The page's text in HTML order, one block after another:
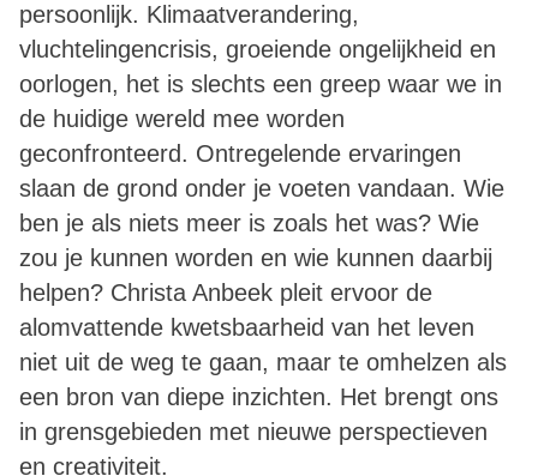
persoonlijk. Klimaatverandering,
vluchtelingencrisis, groeiende ongelijkheid en
oorlogen, het is slechts een greep waar we in
de huidige wereld mee worden
geconfronteerd. Ontregelende ervaringen
slaan de grond onder je voeten vandaan. Wie
ben je als niets meer is zoals het was? Wie
zou je kunnen worden en wie kunnen daarbij
helpen? Christa Anbeek pleit ervoor de
alomvattende kwetsbaarheid van het leven
niet uit de weg te gaan, maar te omhelzen als
een bron van diepe inzichten. Het brengt ons
in grensgebieden met nieuwe perspectieven
en creativiteit.